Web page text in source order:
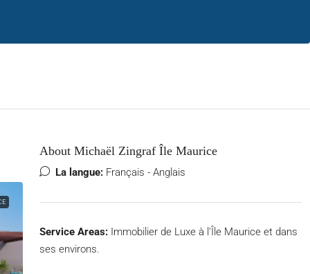
About Michaël Zingraf Île Maurice
La langue: Français - Anglais
Service Areas: Immobilier de Luxe à l'Île Maurice et dans
ses environs.